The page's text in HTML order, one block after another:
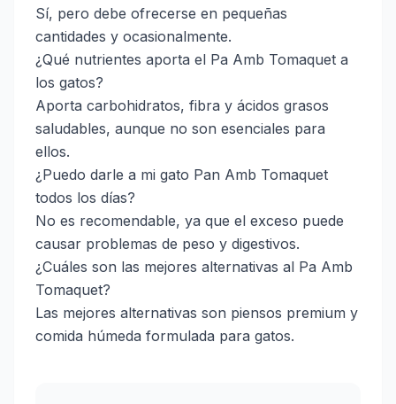
Sí, pero debe ofrecerse en pequeñas
cantidades y ocasionalmente.
¿Qué nutrientes aporta el Pa Amb Tomaquet a
los gatos?
Aporta carbohidratos, fibra y ácidos grasos
saludables, aunque no son esenciales para
ellos.
¿Puedo darle a mi gato Pan Amb Tomaquet
todos los días?
No es recomendable, ya que el exceso puede
causar problemas de peso y digestivos.
¿Cuáles son las mejores alternativas al Pa Amb
Tomaquet?
Las mejores alternativas son piensos premium y
comida húmeda formulada para gatos.